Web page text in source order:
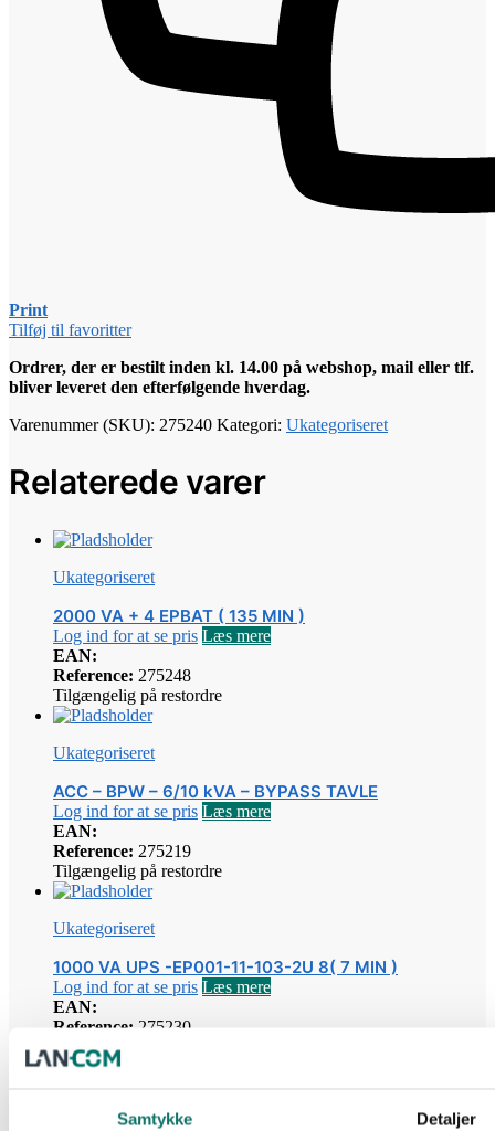
Samtykke Detaljer
Print
Tilføj til favoritter
Ordrer, der er bestilt inden kl. 14.00 på webshop, mail eller tlf.
bliver leveret den efterfølgende hverdag.
Varenummer (SKU): 275240 Kategori: Ukategoriseret
Relaterede varer
Ukategoriseret
2000 VA + 4 EPBAT ( 135 MIN )
Log ind for at se pris Læs mere
EAN:
Reference: 275248
Tilgængelig på restordre
Ukategoriseret
ACC – BPW – 6/10 kVA – BYPASS TAVLE
Log ind for at se pris Læs mere
EAN:
Reference: 275219
Tilgængelig på restordre
Ukategoriseret
1000 VA UPS -EP001-11-103-2U 8( 7 MIN )
Log ind for at se pris Læs mere
EAN:
Reference: 275230
Tilgængelig på restordre